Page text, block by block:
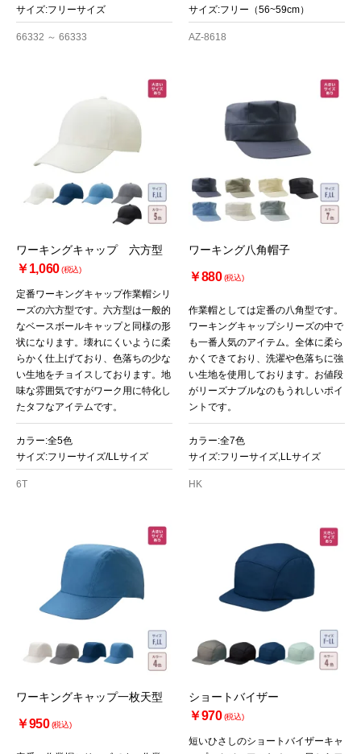
サイズ:フリーサイズ
66332 ～ 66333
サイズ:フリー（56~59cm）
AZ-8618
ワーキングキャップ 六方型
￥1,060(税込)
定番ワーキングキャップ作業帽シリ
ーズの六方型です。六方型は一般的
なベースボールキャップと同様の形
状になります。壊れにくいように柔
らかく仕上げており、色落ちの少な
い生地をチョイスしております。地
味な雰囲気ですがワーク用に特化し
たタフなアイテムです。
カラー:全5色
サイズ:フリーサイズ/LLサイズ
6T
ワーキング八角帽子
￥880 (税込)
作業帽としては定番の八角型です。
ワーキングキャップシリーズの中で
も一番人気のアイテム。全体に柔ら
かくできており、洗濯や色落ちに強
い生地を使用しております。お値段
がリーズナブルなのもうれしいポイ
ントです。
カラー:全7色
サイズ:フリーサイズ,LLサイズ
HK
ワーキングキャップ一枚天型
￥950 (税込)
ショートバイザー
￥970 (税込)
短いひさしのショートバイザーキャ